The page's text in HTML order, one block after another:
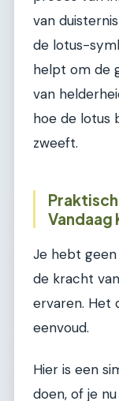
van
de lotus-
helpt om de
van
hoe de lotus
zweeft.
Vandaag
Je hebt
de kracht
ervaren. Het
eenvoud.
Hier is een
doen, of je